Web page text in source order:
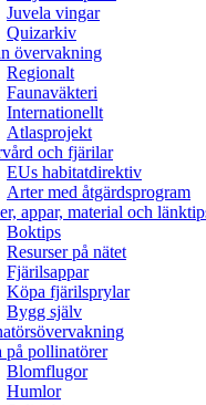
Juvela vingar
Quizarkiv
övervakning
Regionalt
Faunaväkteri
Internationellt
Atlasprojekt
och fjärilar
EUs habitatdirektiv
Arter med åtgärdsprogram
appar, material och
Boktips
Resurser på nätet
Fjärilsappar
Köpa fjärilsprylar
Bygg själv
på pollinatörer
Blomflugor
Humlor